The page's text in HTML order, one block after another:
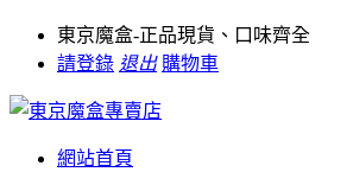
東京魔盒-正品現貨、口味齊全
請登錄 退出 購物車
網站首頁